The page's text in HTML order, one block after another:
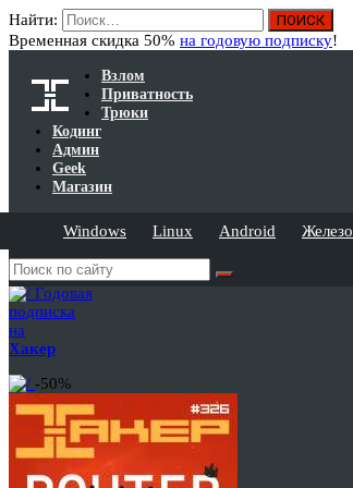
Найти:
Временная скидка 50% на годовую подписку!
Взлом
Приватность
Трюки
Кодинг
Админ
Geek
Магазин
Windows Linux Android Железо
Годовая
подписка
на
Хакер
-50%